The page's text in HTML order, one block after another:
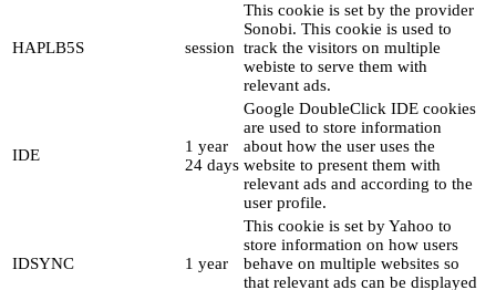
HAPLB5S session
This cookie is set by the provider
Sonobi. This cookie is used to
track the visitors on multiple
webiste to serve them with
relevant ads.
IDE
1 year
24 days
Google DoubleClick IDE cookies
are used to store information
about how the user uses the
website to present them with
relevant ads and according to the
user profile.
IDSYNC 1 year
This cookie is set by Yahoo to
store information on how users
behave on multiple websites so
that relevant ads can be displayed